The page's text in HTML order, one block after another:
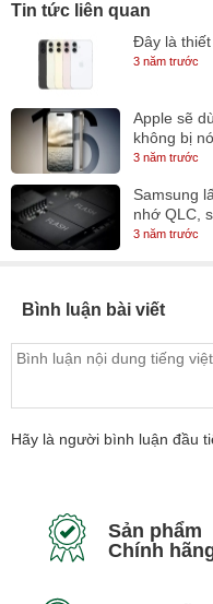
Tin tức liên quan
Đây là
3 năm trước
Apple sẽ
không bị
3 năm trước
Samsung
nhớ QLC,
3 năm trước
Bình luận bài viết
Hãy là người bình luận đầu
Sản phẩm
Chính